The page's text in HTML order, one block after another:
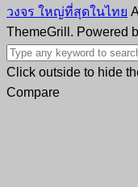
วงจร ใหญ่ที่สุดในไทย
ThemeGrill. Powered
Click outside to hide
Compare